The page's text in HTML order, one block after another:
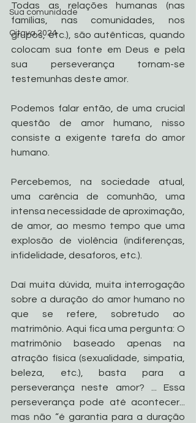
Sua comunidade
Oitava 2024
Todas as relações humanas (nas
famílias, nas comunidades, nos
grupos, etc.), são autênticas, quando
colocam sua fonte em Deus e pela
sua perseverança tornam-se
testemunhas deste amor.
Podemos falar então, de uma crucial
questão de amor humano, nisso
consiste a exigente tarefa do amor
humano.
Percebemos, na sociedade atual,
uma carência de comunhão, uma
intensa necessidade de aproximação,
de amor, ao mesmo tempo que uma
explosão de violência (indiferenças,
infidelidade, desaforos, etc.).
Daí muita dúvida, muita interrogação
sobre a duração do amor humano no
que se refere, sobretudo ao
matrimônio. Aqui fica uma pergunta: O
matrimônio baseado apenas na
atração física (sexualidade, simpatia,
beleza, etc.), basta para a
perseverança neste amor? ... Essa
perseverança pode até acontecer...
mas não “é garantia para a duração